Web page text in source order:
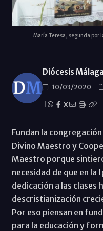
María Teresa, segunda por
Diócesis Málaga
10/03/2020
X
Fundan la
Divino Maestro y
Maestro porque
necesidad de que en la
dedicación a las clases
descristianización
Por eso piensan en
para la educación y